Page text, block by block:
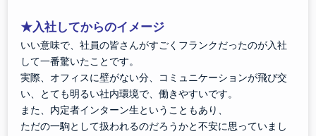
★入社してからのイメージ
いい意味で、社員の皆さんがすごくフランクだったのが入社
して一番驚いたことです。
実際、オフィスに壁がない分、コミュニケーションが飛び交
い、とても明るい社内環境で、働きやすいです。
また、内定者インターン生ということもあり、
ただの一駒として扱われるのだろうかと不安に思っていまし